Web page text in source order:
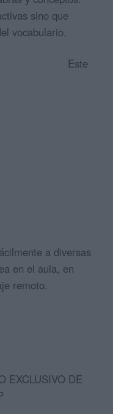
sino que
vocabulario.
Este
a diversas
en el aula, en
remoto.
EXCLUSIVO DE